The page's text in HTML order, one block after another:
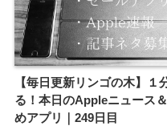
【毎日更新リンゴの木】１
る！本日のAppleニュース
めアプリ｜249日目